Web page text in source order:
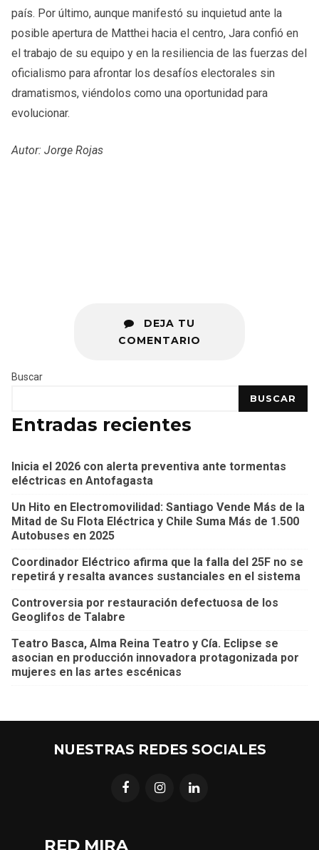
país. Por último, aunque manifestó su inquietud ante la
posible apertura de Matthei hacia el centro, Jara confió en
el trabajo de su equipo y en la resiliencia de las fuerzas del
oficialismo para afrontar los desafíos electorales sin
dramatismos, viéndolos como una oportunidad para
evolucionar.
Autor: Jorge Rojas
DEJA TU
COMENTARIO
Buscar
BUSCAR
Entradas recientes
Inicia el 2026 con alerta preventiva ante tormentas
eléctricas en Antofagasta
Un Hito en Electromovilidad: Santiago Vende Más de la
Mitad de Su Flota Eléctrica y Chile Suma Más de 1.500
Autobuses en 2025
Coordinador Eléctrico afirma que la falla del 25F no se
repetirá y resalta avances sustanciales en el sistema
Controversia por restauración defectuosa de los
Geoglifos de Talabre
Teatro Basca, Alma Reina Teatro y Cía. Eclipse se
asocian en producción innovadora protagonizada por
mujeres en las artes escénicas
NUESTRAS REDES SOCIALES
RED MIRA